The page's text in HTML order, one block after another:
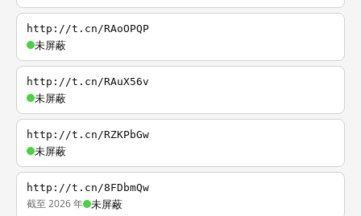
http://t.cn/RAoOPQP
未屏蔽
http://t.cn/RAuX56v
未屏蔽
http://t.cn/RZKPbGw
未屏蔽
http://t.cn/8FDbmQw
截至 2026 年 未屏蔽